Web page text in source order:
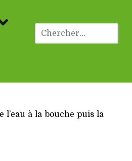
à la bouche puis la